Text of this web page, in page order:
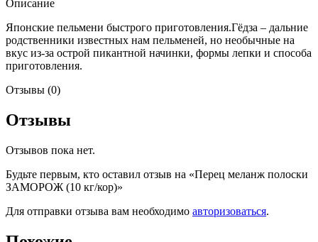
Описание
Японские пельмени быстрого приготовления.Гёдза – дальние
родственники известных нам пельменей, но необычные на
вкус из-за острой пикантной начинки, формы лепки и способа
приготовления.
Отзывы (0)
Отзывы
Отзывов пока нет.
Будьте первым, кто оставил отзыв на «Перец меланж полоски
ЗАМОРОЖ (10 кг/кор)»
Для отправки отзыва вам необходимо авторизоваться.